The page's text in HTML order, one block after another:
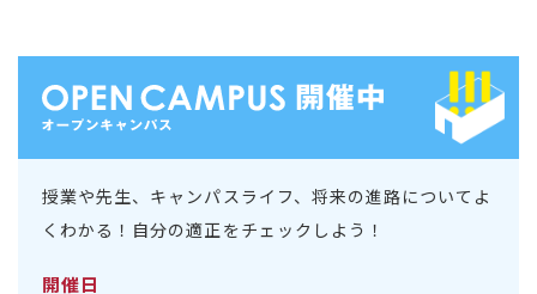
授業や先生、キャンパスライフ、将来の進路についてよ
くわかる！自分の適正をチェックしよう！
開催日